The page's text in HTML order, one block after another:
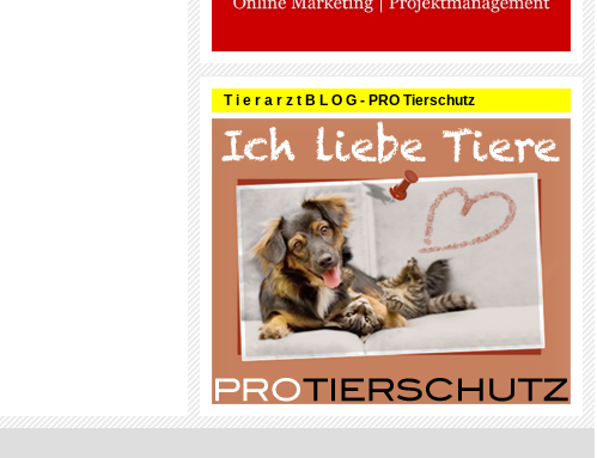
T i e r a r z t B L O G - PRO Tierschutz